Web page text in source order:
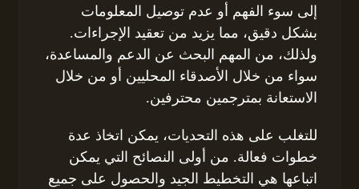
إلى سوء الفهم أو عدم توصيل المعلومات
بشكل دقيق، مما يزيد من تعقيد الإجراءات.
ولذلك، من المهم البحث عن الدعم والمساعدة،
سواء من خلال الأصدقاء المحليين أو من خلال
الاستعانة بمترجمين محترفين.
للتغلب على هذه التحديات، يمكن اتخاذ عدة
خطوات فعالة. من أولى النصائح التي يمكن
اتباعها هي التخطيط الجيد والحصول على جميع